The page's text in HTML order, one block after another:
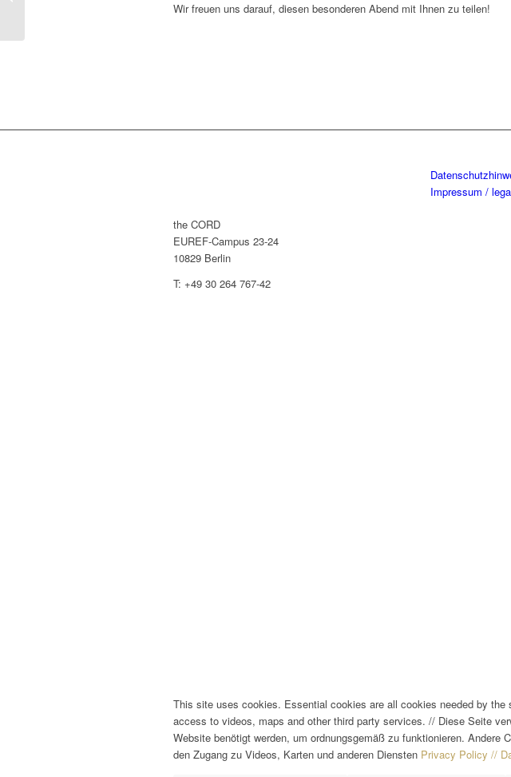
Wir freuen uns darauf, diesen besonderen Abend mit Ihnen zu teilen!
the CORD
EUREF-Campus 23-24
10829 Berlin
T: +49 30 264 767-42
Impressum /
This site uses cookies. Essential cookies are all cookies needed by
access to videos, maps and other third party services. // Diese Seite
Website benötigt werden, um ordnungsgemäß zu funktionieren.
den Zugang zu Videos, Karten und anderen Diensten Privacy Policy //